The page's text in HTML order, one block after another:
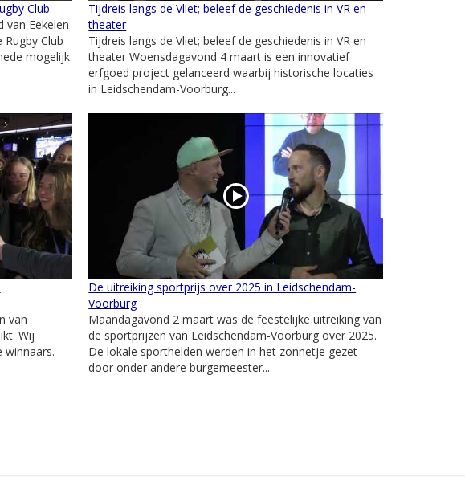
Club
Eekelen
Club
mogelijk
Tijdreis langs de Vliet; beleef de geschiedenis in VR en
theater
Tijdreis langs de Vliet; beleef de geschiedenis in VR en
theater Woensdagavond 4 maart is een innovatief
erfgoed project gelanceerd waarbij historische locaties
in Leidschendam-Voorburg...
van
Wij
winnaars.
De uitreiking sportprijs over 2025 in Leidschendam-
Voorburg
Maandagavond 2 maart was de feestelijke uitreiking van
de sportprijzen van Leidschendam-Voorburg over 2025.
De lokale sporthelden werden in het zonnetje gezet
door onder andere burgemeester...